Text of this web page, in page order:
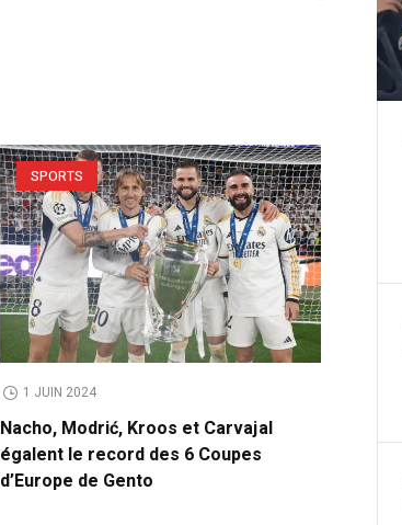
SPORTS
1 JUIN 2024
Nacho, Modrić, Kroos et Carvajal
égalent le record des 6 Coupes
d’Europe de Gento